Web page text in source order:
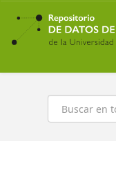
Ir
contenido
principal
Buscar